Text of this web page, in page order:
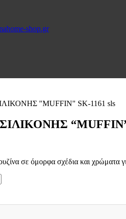
“MUFFIN”
σε όμορφα σχέδια και χρώματα